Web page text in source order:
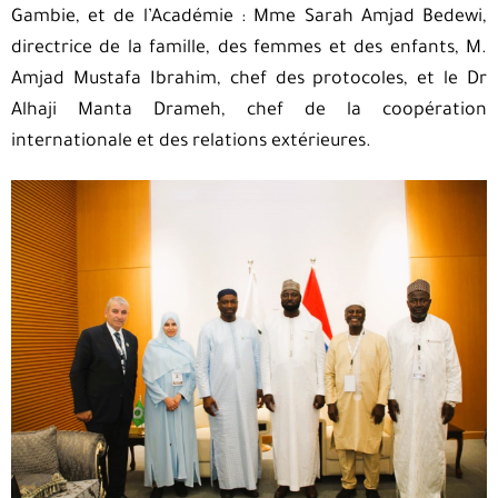
Gambie, et de l’Académie : Mme Sarah Amjad Bedewi,
directrice de la famille, des femmes et des enfants, M.
Amjad Mustafa Ibrahim, chef des protocoles, et le Dr
Alhaji Manta Drameh, chef de la coopération
internationale et des relations extérieures.